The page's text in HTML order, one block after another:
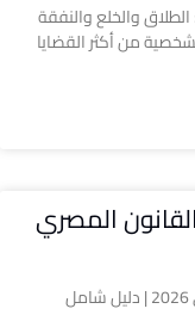
والخلع والنفقة
من أكثر القضايا
المصري
حقوق الزوجة بعد الطلاق في القانون المصري 2026 | دليل شامل